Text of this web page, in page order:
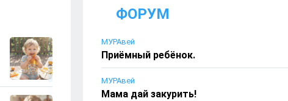
ФОРУМ
МУРАвей
Приёмный ребёнок.
МУРАвей
Мама дай закурить!